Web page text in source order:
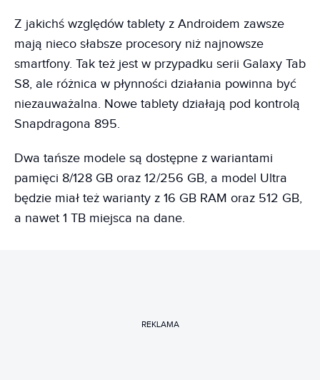
Z jakichś względów tablety z Androidem zawsze
mają nieco słabsze procesory niż najnowsze
smartfony. Tak też jest w przypadku serii Galaxy Tab
S8, ale różnica w płynności działania powinna być
niezauważalna. Nowe tablety działają pod kontrolą
Snapdragona 895.
Dwa tańsze modele są dostępne z wariantami
pamięci 8/128 GB oraz 12/256 GB, a model Ultra
będzie miał też warianty z 16 GB RAM oraz 512 GB,
a nawet 1 TB miejsca na dane.
REKLAMA